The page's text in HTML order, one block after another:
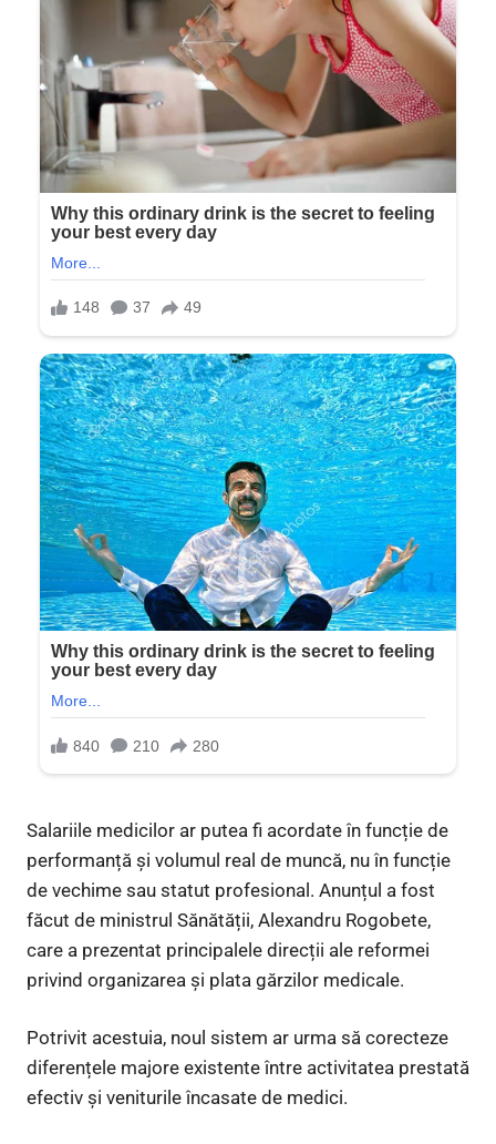
Salariile medicilor ar putea fi acordate în funcție de
performanță și volumul real de muncă, nu în funcție
de vechime sau statut profesional. Anunțul a fost
făcut de ministrul Sănătății, Alexandru Rogobete,
care a prezentat principalele direcții ale reformei
privind organizarea și plata gărzilor medicale.
Potrivit acestuia, noul sistem ar urma să corecteze
diferențele majore existente între activitatea prestată
efectiv și veniturile încasate de medici.